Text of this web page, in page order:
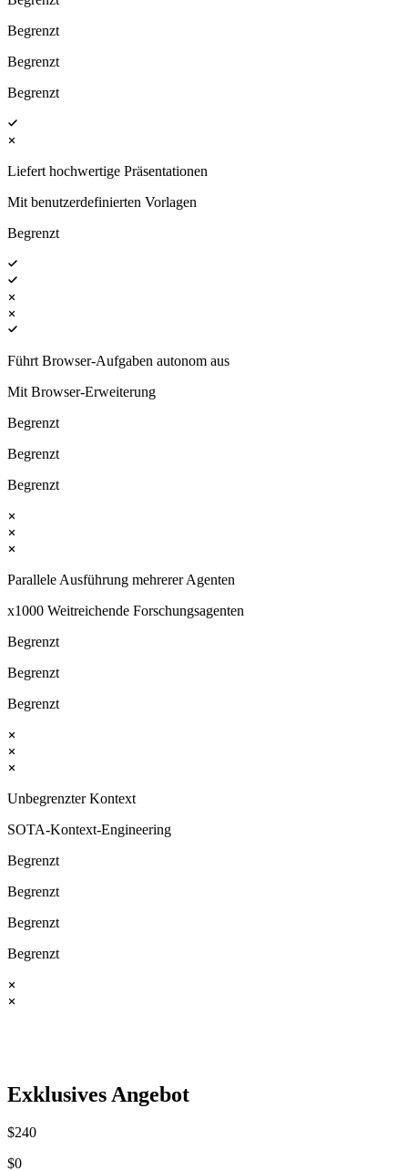
Begrenzt
Begrenzt
Begrenzt
Liefert hochwertige Präsentationen
Mit benutzerdefinierten Vorlagen
Begrenzt
Führt Browser-Aufgaben autonom aus
Mit Browser-Erweiterung
Begrenzt
Begrenzt
Begrenzt
Parallele Ausführung mehrerer Agenten
x1000 Weitreichende Forschungsagenten
Begrenzt
Begrenzt
Begrenzt
Unbegrenzter Kontext
SOTA-Kontext-Engineering
Begrenzt
Begrenzt
Begrenzt
Begrenzt
Exklusives Angebot
$240
$0